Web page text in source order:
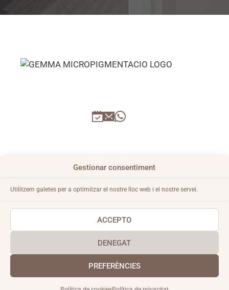
Gestionar consentiment
Utilitzem galetes per a optimitzar el nostre lloc web i el nostre servei.
ACCEPTO
DENEGAT
PREFERÈNCIES
POLÍTICA DE PRIVACITAT